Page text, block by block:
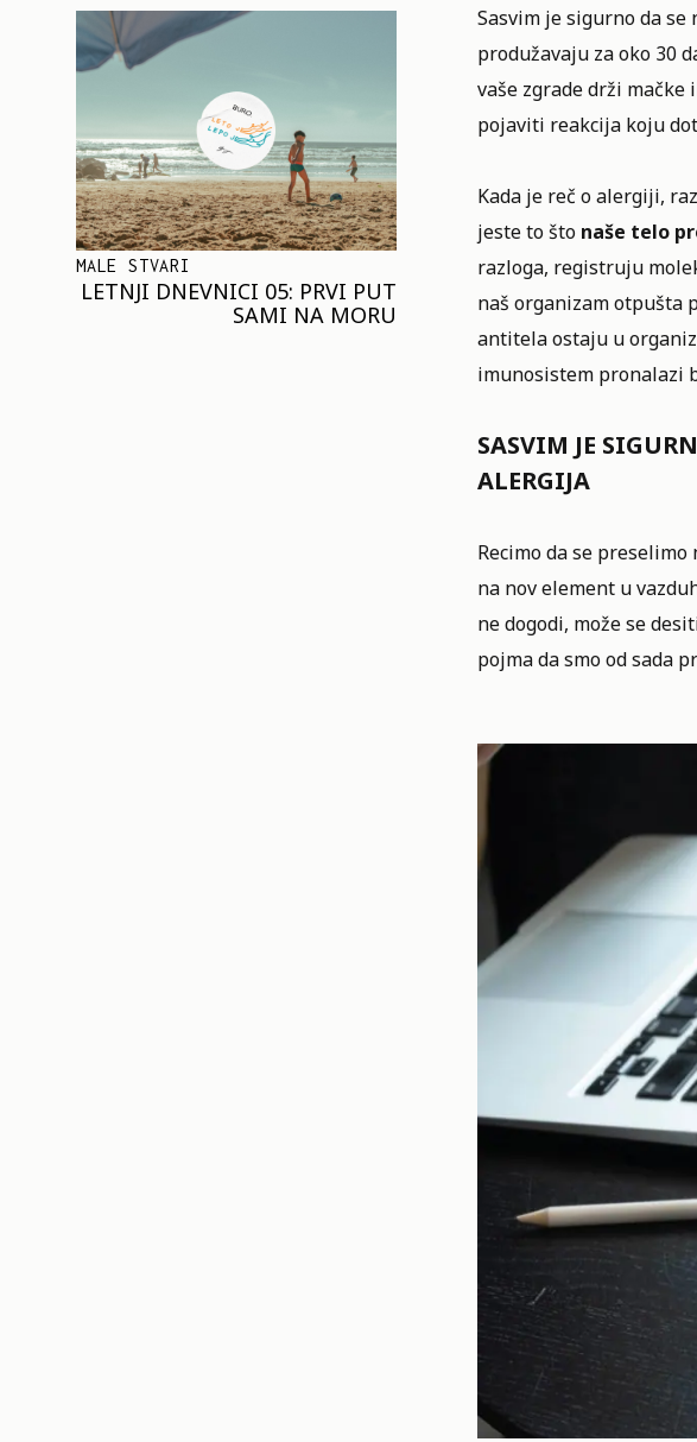
MALE STVARI
LETNJI DNEVNICI 05: PRVI PUT
SAMI NA MORU
Sasvim je sigurno da
produžavaju za oko 30
vaše zgrade drži mačke
pojaviti reakcijakoju
Kada je reč o alergiji,
jeste to što naše telo
razloga, registruju
naš organizam otpušta
antitela ostaju u
imunosistem pronalazi
SASVIM JE
ALERGIJA
Recimo da se
na nov element u
ne dogodi, može se
pojma da smo od sada